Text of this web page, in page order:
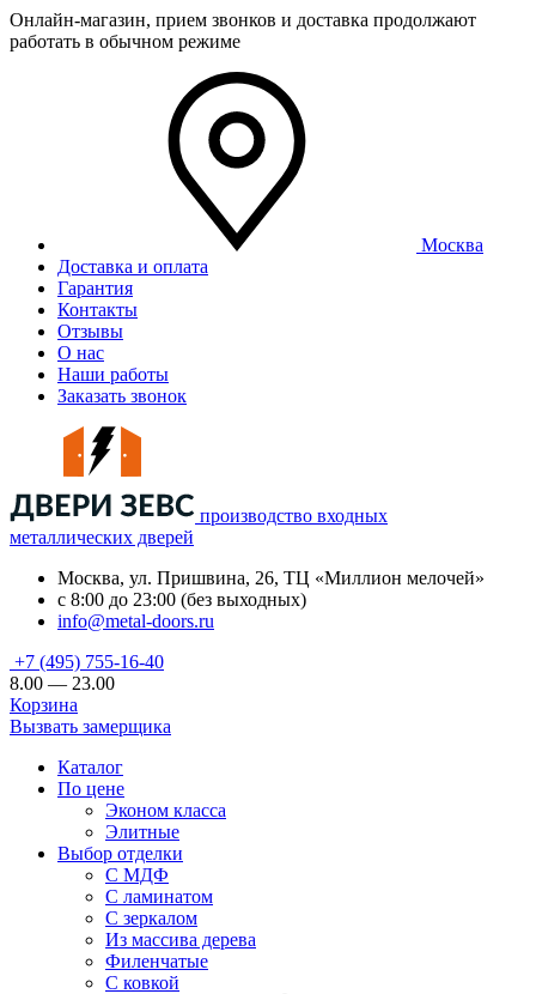
Онлайн-магазин, прием звонков и доставка продолжают
работать в обычном режиме
Москва
Доставка и оплата
Гарантия
Контакты
Отзывы
О нас
Наши работы
Заказать звонок
производство входных
металлических дверей
Москва, ул. Пришвина, 26, ТЦ «Миллион мелочей»
с 8:00 до 23:00 (без выходных)
info@metal-doors.ru
+7 (495) 755-16-40
8.00 — 23.00
Корзина
Вызвать замерщика
Каталог
По цене
Эконом класса
Элитные
Выбор отделки
С МДФ
С ламинатом
С зеркалом
Из массива дерева
Филенчатые
С ковкой